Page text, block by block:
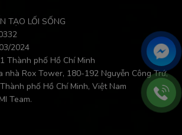
TẠO LỐI SỐNG
2024
Thành phố Hồ Chí Minh
nhà Rox Tower, 180-192 Nguyễn Công Trứ,
phố Hồ Chí Minh, Việt Nam
Team.